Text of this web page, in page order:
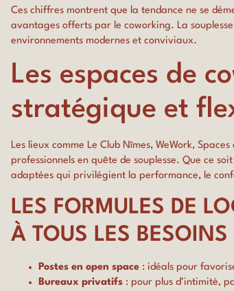
Ces chiffres montrent que la tendance ne se
avantages offerts par le coworking. La
environnements modernes et conviviaux.
Les espaces de
stratégique et
Les lieux comme Le Club Nîmes, WeWork,
professionnels en quête de souplesse. Que ce
adaptées qui privilégient la performance, le
LES FORMULES DE
À TOUS LES BESOINS
Postes en open space : idéals pour
Bureaux privatifs : pour plus d’intimité,